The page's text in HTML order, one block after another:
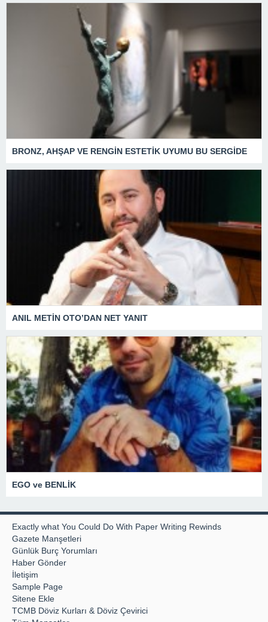
BRONZ, AHŞAP VE RENGİN ESTETİK UYUMU BU SERGİDE
ANIL METİN OTO’DAN NET YANIT
EGO ve BENLİK
Exactly what You Could Do With Paper Writing Rewinds
Gazete Manşetleri
Günlük Burç Yorumları
Haber Gönder
İletişim
Sample Page
Sitene Ekle
TCMB Döviz Kurları & Döviz Çevirici